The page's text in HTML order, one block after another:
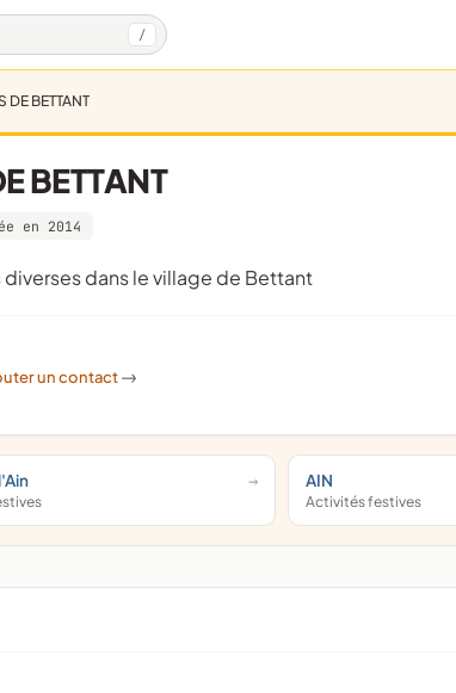
/
DE BETTANT
BETTANT
en 2014
dans le village de Bettant
un contact ->
AIN
Activités festives